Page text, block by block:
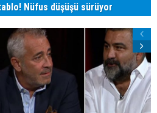
Nüfus düşüşü sürüyor